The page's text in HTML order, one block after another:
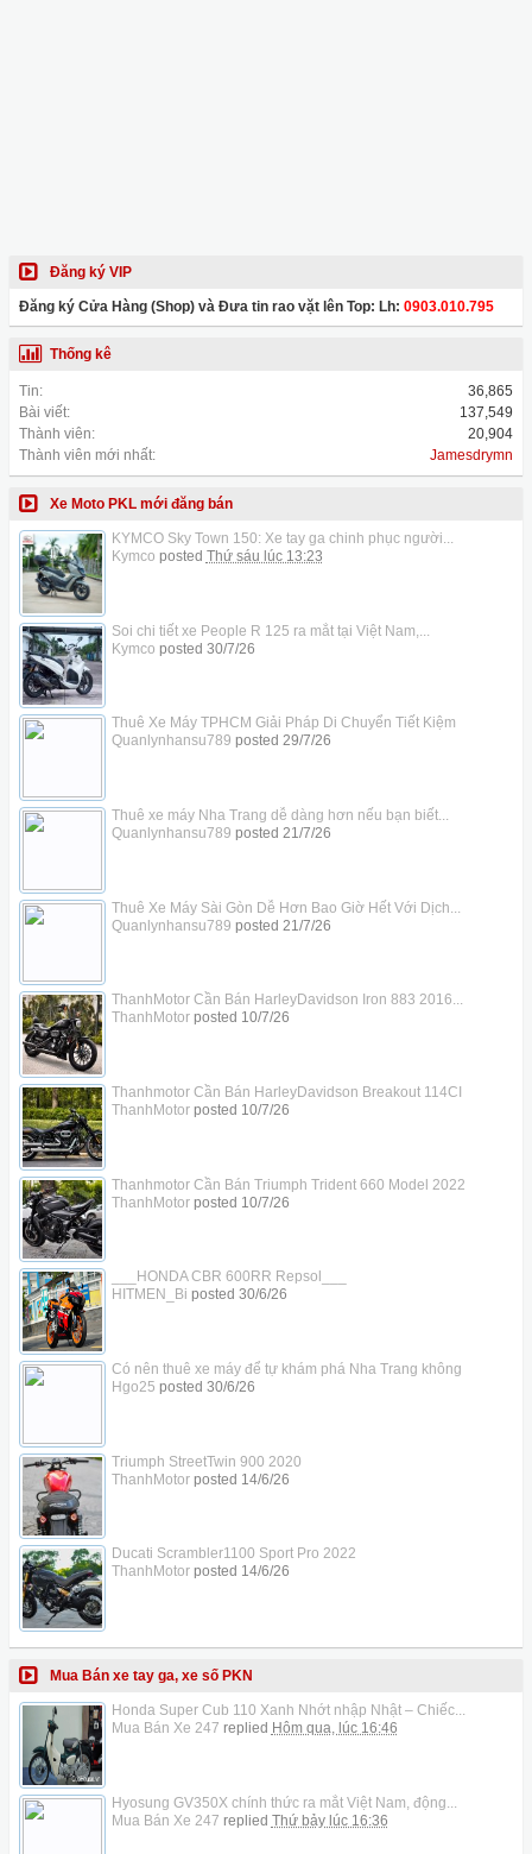
Đăng ký VIP
Đăng ký Cửa Hàng (Shop) và Đưa tin rao vặt lên Top: Lh: 0903.010.795
Thống kê
Tin:
36,865
Bài viết:
137,549
Thành viên:
20,904
Thành viên mới nhất:
Jamesdrymn
Xe Moto PKL mới đăng bán
KYMCO Sky Town 150: Xe tay ga chinh phục người...
Kymco posted Thứ sáu lúc 13:23
Soi chi tiết xe People R 125 ra mắt tại Việt Nam,...
Kymco posted 30/7/26
Thuê Xe Máy TPHCM Giải Pháp Di Chuyển Tiết Kiệm
Quanlynhansu789 posted 29/7/26
Thuê xe máy Nha Trang dễ dàng hơn nếu bạn biết...
Quanlynhansu789 posted 21/7/26
Thuê Xe Máy Sài Gòn Dễ Hơn Bao Giờ Hết Với Dịch...
Quanlynhansu789 posted 21/7/26
ThanhMotor Cần Bán HarleyDavidson Iron 883 2016...
ThanhMotorposted 10/7/26
Thanhmotor Cần Bán HarleyDavidson Breakout 114CI
ThanhMotorposted 10/7/26
Thanhmotor Cần Bán Triumph Trident 660 Model 2022
ThanhMotorposted 10/7/26
___HONDA CBR 600RR Repsol___
HITMEN_Bi posted 30/6/26
Có nên thuê xe máy để tự khám phá Nha Trang không
Hgo25 posted 30/6/26
Triumph StreetTwin 900 2020
ThanhMotorposted 14/6/26
Ducati Scrambler1100 Sport Pro 2022
ThanhMotorposted 14/6/26
Mua Bán xe tay ga, xe số PKN
Honda Super Cub 110 Xanh Nhớt nhập Nhật – Chiếc...
Mua Bán Xe 247 replied Hôm qua, lúc 16:46
Hyosung GV350X chính thức ra mắt Việt Nam, động...
Mua Bán Xe 247 replied Thứ bảy lúc 16:36